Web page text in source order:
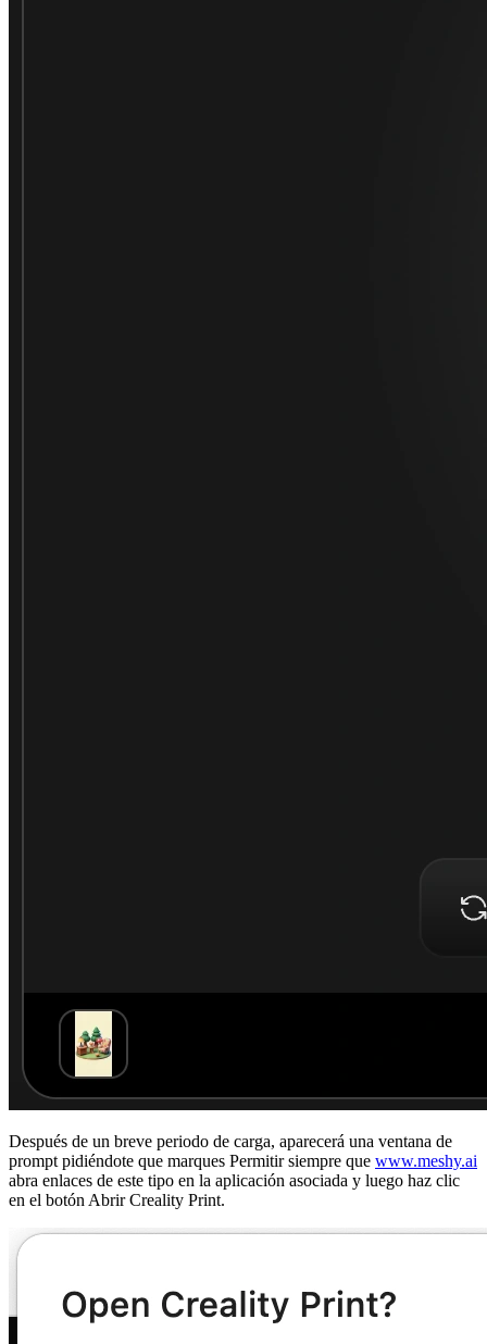
Después de un breve periodo de carga, aparecerá una ventana de
prompt pidiéndote que marques Permitir siempre que www.meshy.ai
abra enlaces de este tipo en la aplicación asociada y luego haz clic
en el botón Abrir Creality Print.